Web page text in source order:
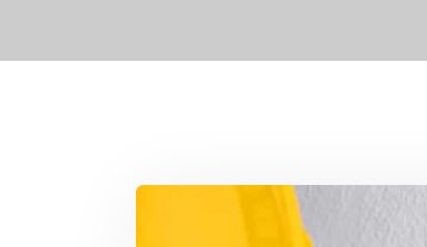
Débouchage de